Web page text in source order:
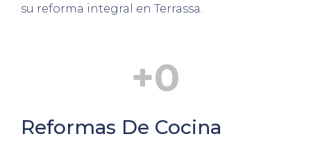
su reforma integral en Terrassa.
+0
Reformas De Cocina